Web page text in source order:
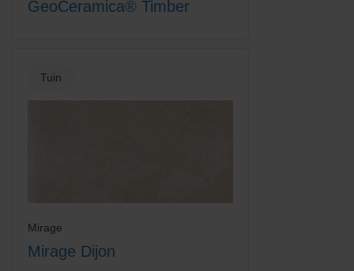
GeoCeramica® Timber
Tuin
Mirage
Mirage Dijon